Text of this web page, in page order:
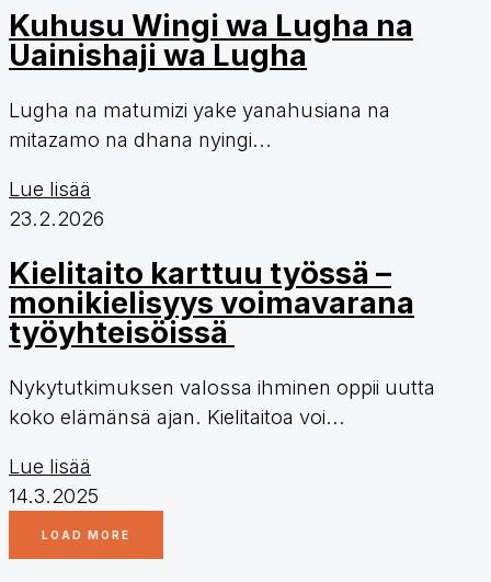
Kuhusu Wingi wa Lugha na
Uainishaji wa Lugha
Lugha na matumizi yake yanahusiana na
mitazamo na dhana nyingi...
Lue lisää
23.2.2026
Kielitaito karttuu työssä –
monikielisyys voimavarana
työyhteisöissä
Nykytutkimuksen valossa ihminen oppii uutta
koko elämänsä ajan. Kielitaitoa voi...
Lue lisää
14.3.2025
LOAD MORE